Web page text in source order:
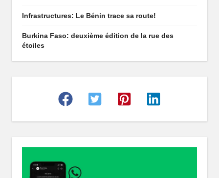
Infrastructures: Le Bénin trace sa route!
Burkina Faso: deuxième édition de la rue des
étoiles